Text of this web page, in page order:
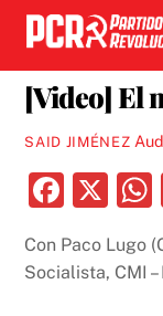
Skip
content
[Video] El
SAID JIMÉNEZ
F
c
X
Con Paco Lugo
Socialista, CMI –